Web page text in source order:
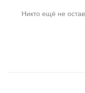
Никто ещё не